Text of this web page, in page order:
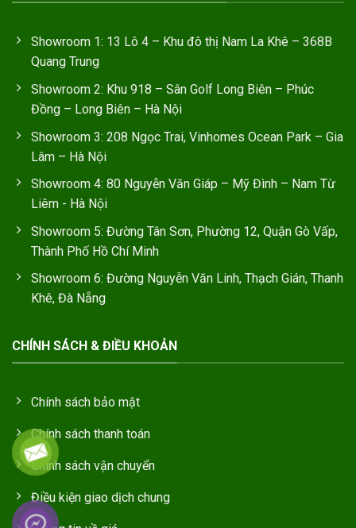
Showroom 1: 13 Lô 4 – Khu đô thị Nam La Khê – 368B
Quang Trung
Showroom 2: Khu 918 – Sân Golf Long Biên – Phúc
Đồng – Long Biên – Hà Nội
Showroom 3: 208 Ngọc Trai, Vinhomes Ocean Park – Gia
Lâm – Hà Nội
Showroom 4: 80 Nguyễn Văn Giáp – Mỹ Đình – Nam Từ
Liêm - Hà Nội
Showroom 5: Đường Tân Sơn, Phường 12, Quận Gò Vấp,
Thành Phố Hồ Chí Minh
Showroom 6: Đường Nguyễn Văn Linh, Thạch Gián, Thanh
Khê, Đà Nẵng
CHÍNH SÁCH & ĐIỀU KHOẢN
Chính sách bảo mật
Chính sách thanh toán
Chính sách vận chuyển
Điều kiện giao dịch chung